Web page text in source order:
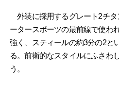
外装に採用するグレート2チタ
ータースポーツの最前線で使わ
強く、スティールの約3分の2と
る。前衛的なスタイルにふさわ
う。